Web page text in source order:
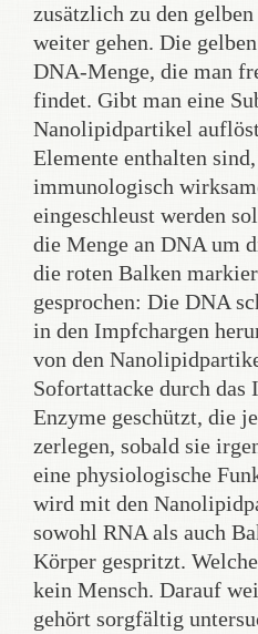
zusätzlich zu den
weiter gehen. Die
DNA-Menge, die man
findet. Gibt man eine
Nanolipidpartikel
Elemente enthalten
immunologisch
eingeschleust werden
die Menge an DNA um
die roten Balken
gesprochen: Die DNA
in den Impfchargen
von den
Sofortattacke durch das
Enzyme geschützt, die
zerlegen, sobald sie
eine physiologische
wird mit den
sowohl RNA als auch
Körper gespritzt.
kein Mensch. Darauf
gehört sorgfältig